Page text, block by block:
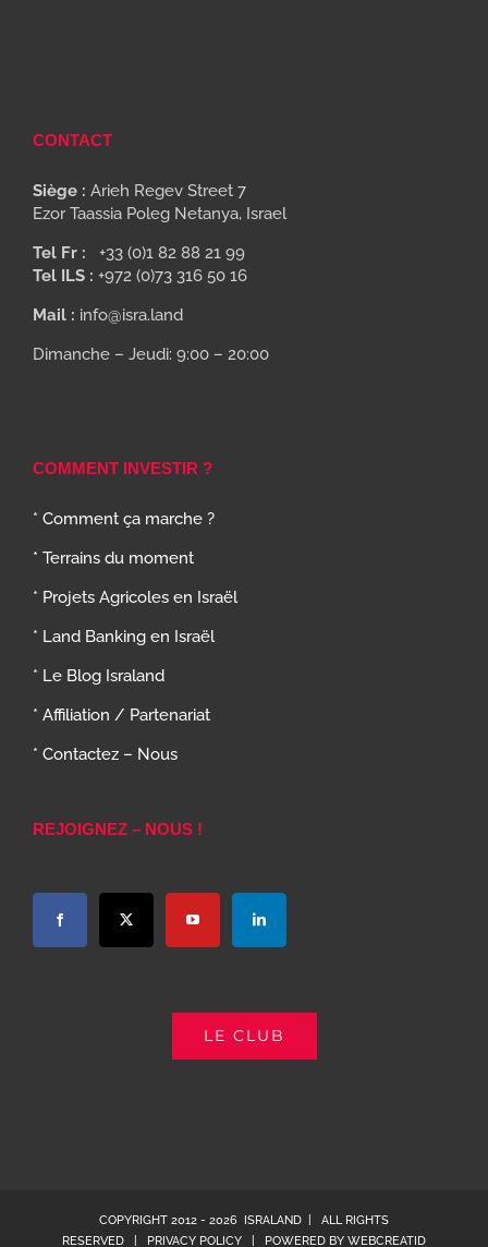
CONTACT
Siège : Arieh Regev Street 7
Ezor Taassia Poleg Netanya, Israel
Tel Fr : +33 (0)1 82 88 21 99
Tel ILS : +972 (0)73 316 50 16
Mail : info@isra.land
Dimanche – Jeudi: 9:00 – 20:00
COMMENT INVESTIR ?
* Comment ça marche ?
* Terrains du moment
* Projets Agricoles en Israël
* Land Banking en Israël
* Le Blog Israland
* Affiliation / Partenariat
* Contactez – Nous
REJOIGNEZ – NOUS !
LE CLUB
COPYRIGHT 2012 - 2026 ISRALAND | ALL RIGHTS
RESERVED |
PRIVACY POLICY | POWERED BY WEBCREATID